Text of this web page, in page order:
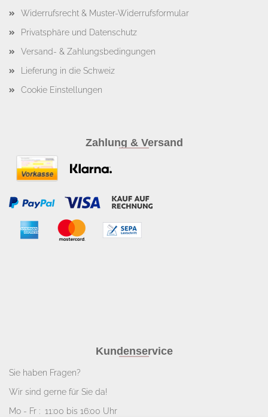
Widerrufsrecht & Muster-Widerrufsformular
Privatsphäre und Datenschutz
Versand- & Zahlungsbedingungen
Lieferung in die Schweiz
Cookie Einstellungen
Zahlung & Versand
Kundenservice
Sie haben Fragen?
Wir sind gerne für Sie da!
Mo - Fr : 11:00 bis 16:00 Uhr